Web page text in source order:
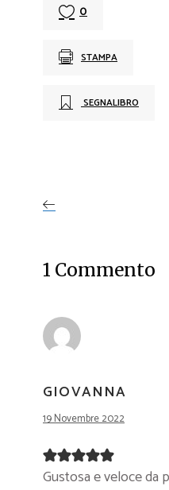
0
STAMPA
SEGNALIBRO
1 Commento
GIOVANNA
19 Novembre 2022
Gustosa e veloce da